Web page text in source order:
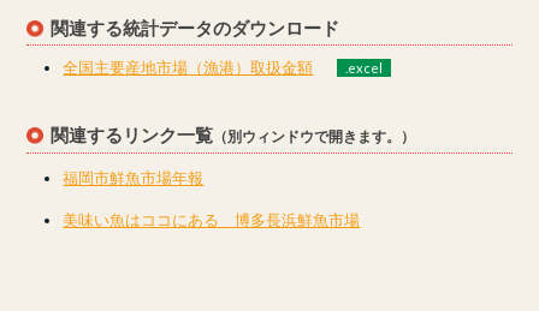
関連する統計データのダウンロード
全国主要産地市場（漁港）取扱金額 .excel
関連するリンク一覧 （別ウィンドウで開きます。）
福岡市鮮魚市場年報
美味い魚はココにある 博多長浜鮮魚市場